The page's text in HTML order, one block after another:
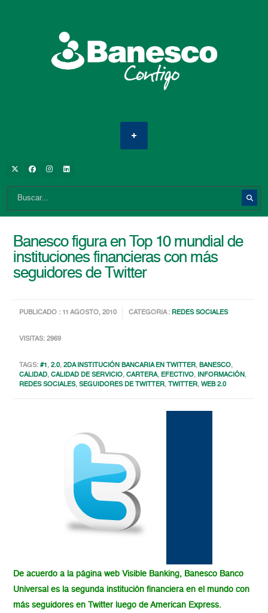
Banesco figura en Top 10 mundial de
instituciones financieras con más
seguidores de Twitter
PUBLICADO : 11 AGOSTO, 2010 CATEGORIA : REDES SOCIALES
VISITAS: 2969
TAGS:#1,2.0,2DA INSTITUCIÓN BANCARIA EN TWITTER,BANESCO,
CALIDAD,CALIDAD DE SERVICIO,CARTERA, EFECTIVO, INFORMACIÓN,
REDES SOCIALES,SEGUIDORES DE TWITTER, TWITTER,WEB 2.0
De acuerdo a la página web Visible Banking, Banesco Banco
Universal es la segunda institución financiera en el mundo con
más seguidores en Twitter luego de American Express.